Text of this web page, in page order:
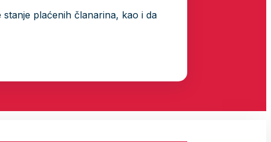
plaćenih članarina, kao i da